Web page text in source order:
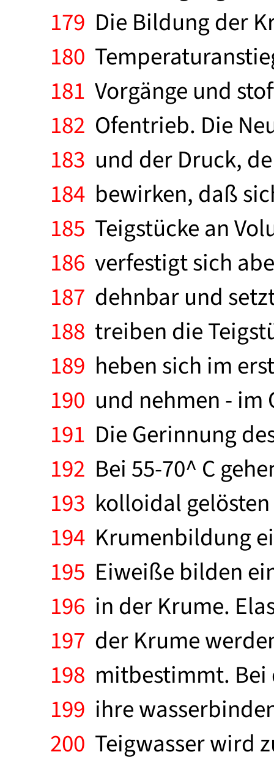
179 Die Bildung der
180
181 Vorgänge und
182 Ofentrieb. Die
183 und der Druck,
184 bewirken, daß
185 Teigstücke an
186 verfestigt sich
187 dehnbar und
188 treiben die
189 heben sich im
190 und nehmen -
191 Die Gerinnung
192 Bei 55-70^ C
193 kolloidal
194 Krumenbildung
195 Eiweiße bilden
196 in der Krume.
197 der Krume
198 mitbestimmt. Bei
199 ihre
200 Teigwasser wird